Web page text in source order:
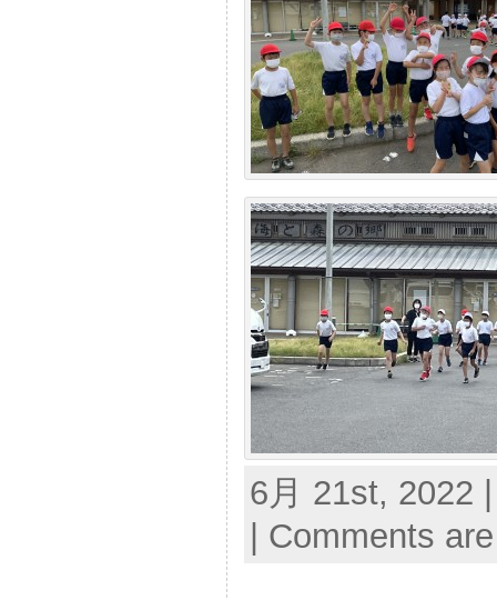
6月 21st, 2022
| Comments